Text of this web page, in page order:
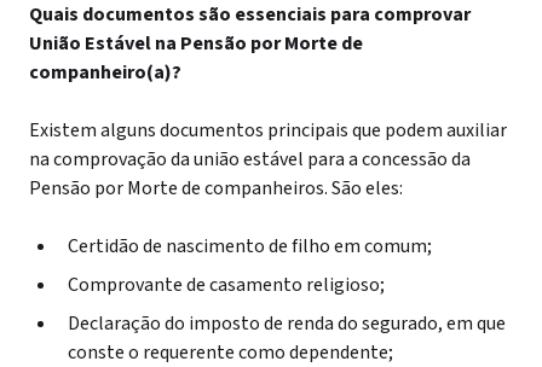
Quais documentos são essenciais para comprovar
União Estável na Pensão por Morte de
companheiro(a)?
Existem alguns documentos principais que podem auxiliar
na comprovação da união estável para a concessão da
Pensão por Morte de companheiros. São eles:
Certidão de nascimento de filho em comum;
Comprovante de casamento religioso;
Declaração do imposto de renda do segurado, em que
conste o requerente como dependente;